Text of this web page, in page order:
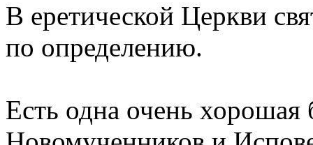
В еретической Церкви
по определению.
Есть одна очень